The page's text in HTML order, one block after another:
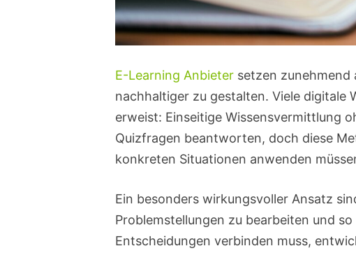
E-Learning Anbieter setzen
nachhaltiger zu gestalten. Viele digitale
erweist: Einseitige Wissensvermittlung
Quizfragen beantworten, doch diese
konkreten Situationen anwenden
Ein besonders wirkungsvoller Ansatz
Problemstellungen zu bearbeiten und
Entscheidungen verbinden muss,